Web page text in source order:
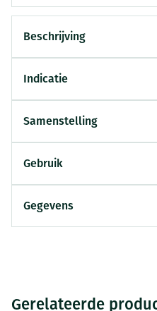
Beschrijving
Indicatie
Samenstelling
Gebruik
Gegevens
Gerelateerde